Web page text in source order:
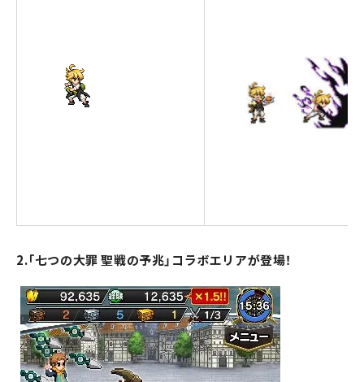
2.「七つの大罪 聖戦の予兆」コラボエリアが登場！